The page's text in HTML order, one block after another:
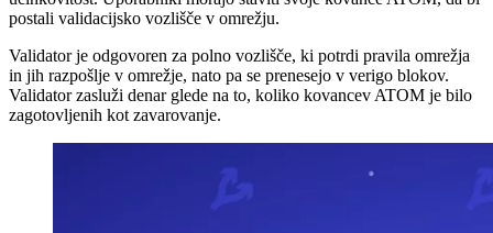
postali validacijsko vozlišče v omrežju.
Validator je odgovoren za polno vozlišče, ki potrdi pravila omrežja
in jih razpošlje v omrežje, nato pa se prenesejo v verigo blokov.
Validator zasluži denar glede na to, koliko kovancev ATOM je bilo
zagotovljenih kot zavarovanje.